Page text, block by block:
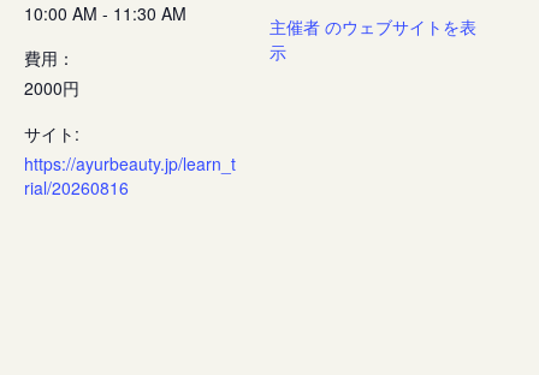
10:00 AM - 11:30 AM
費用：
2000円
サイト:
https://ayurbeauty.jp/learn_t
rial/20260816
主催者 のウェブサイトを表
示